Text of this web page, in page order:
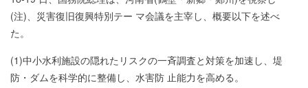
(注)、災害復旧復興特別テー マ会議を主宰し、概要以下を述べ
た。
(1)中小水利施設の隠れたリスクの一斉調査と対策を加速し、堤
防・ダムを科学的に整備し、水害防 止能力を高める。